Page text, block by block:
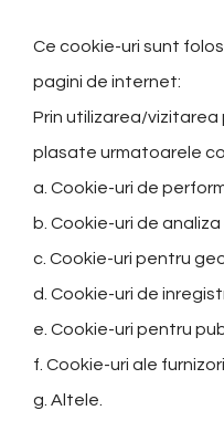
Ce cookie-uri sunt
pagini de internet:
Prin utilizarea/
plasate urmatoarele
a. Cookie-uri de
b. Cookie-uri de
c. Cookie-uri pentru
d. Cookie-uri de
e. Cookie-uri pentru
f. Cookie-uri ale
g. Altele.